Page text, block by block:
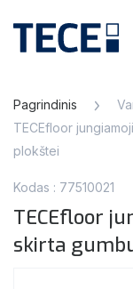
Pagrindinis
TECEfloor
plokštei
Kodas : 77510021
TECEfloor
skirta